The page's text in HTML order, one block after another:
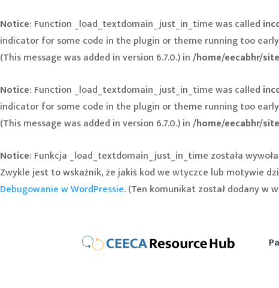
Notice: Function _load_textdomain_just_in_time was called
indicator for some code in the plugin or theme running too
(This message was added in version 6.7.0.) in/home/eecabhr/
Notice: Function _load_textdomain_just_in_time was called
indicator for some code in the plugin or theme running too
(This message was added in version 6.7.0.) in/home/eecabhr/
Notice: Funkcja _load_textdomain_just_in_time została
Zwykle jest to wskaźnik, że jakiś kod we wtyczce lub motywie
Debugowanie w WordPressie. (Ten komunikat został dodany w